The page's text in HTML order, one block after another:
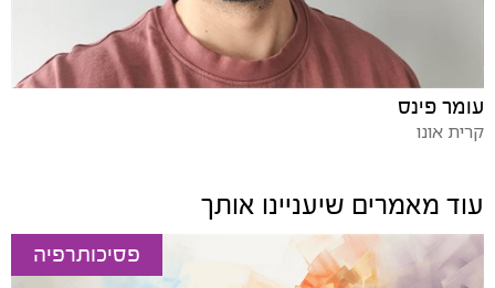
עומר פינס
קרית אונו
עוד מאמרים שיעניינו אותך
פסיכותרפיה